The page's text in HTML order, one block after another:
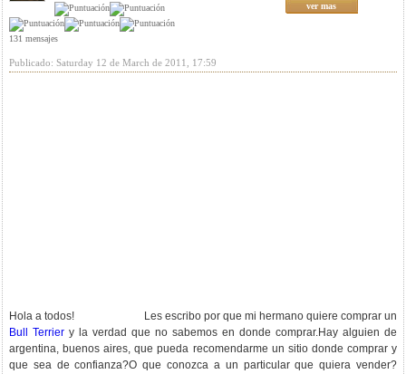
131 mensajes
ver mas
Publicado: Saturday 12 de March de 2011, 17:59
Hola a todos! Les escribo por que mi hermano quiere comprar un
Bull Terrier y la verdad que no sabemos en donde comprar.Hay alguien de
argentina, buenos aires, que pueda recomendarme un sitio donde comprar y
que sea de confianza?O que conozca a un particular que quiera vender?